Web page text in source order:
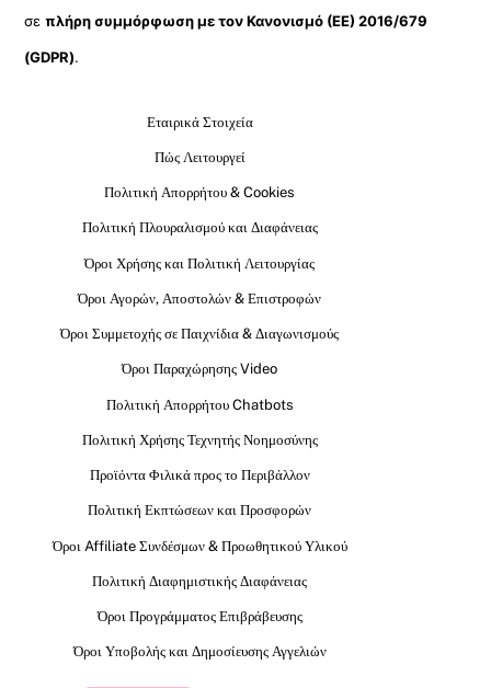
σεπλήρη συμμόρφωση με τον Κανονισμό (ΕΕ) 2016/679
(GDPR).
Εταιρικά Στοιχεία
Πώς Λειτουργεί
Πολιτική Απορρήτου & Cookies
Πολιτική Πλουραλισμού και Διαφάνειας
Όροι Χρήσης και Πολιτική Λειτουργίας
Όροι Αγορών, Αποστολών & Επιστροφών
Όροι Συμμετοχής σε Παιχνίδια & Διαγωνισμούς
Όροι Παραχώρησης Video
Πολιτική Απορρήτου Chatbots
Πολιτική Χρήσης Τεχνητής Νοημοσύνης
Προϊόντα Φιλικά προς το Περιβάλλον
Πολιτική Εκπτώσεων και Προσφορών
Όροι Affiliate Συνδέσμων & Προωθητικού Υλικού
Πολιτική Διαφημιστικής Διαφάνειας
Όροι Προγράμματος Επιβράβευσης
Όροι Υποβολής και Δημοσίευσης Αγγελιών